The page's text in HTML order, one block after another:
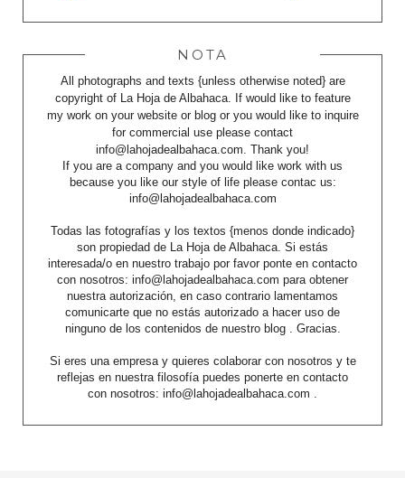
NOTA
All photographs and texts {unless otherwise noted} are
copyright of La Hoja de Albahaca. If would like to feature
my work on your website or blog or you would like to inquire
for commercial use please contact
info@lahojadealbahaca.com. Thank you!
If you are a company and you would like work with us
because you like our style of life please contac us:
info@lahojadealbahaca.com
Todas las fotografías y los textos {menos donde indicado}
son propiedad de La Hoja de Albahaca. Si estás
interesada/o en nuestro trabajo por favor ponte en contacto
con nosotros: info@lahojadealbahaca.com para obtener
nuestra autorización, en caso contrario lamentamos
comunicarte que no estás autorizado a hacer uso de
ninguno de los contenidos de nuestro blog . Gracias.
Si eres una empresa y quieres colaborar con nosotros y te
reflejas en nuestra filosofía puedes ponerte en contacto
con nosotros: info@lahojadealbahaca.com .